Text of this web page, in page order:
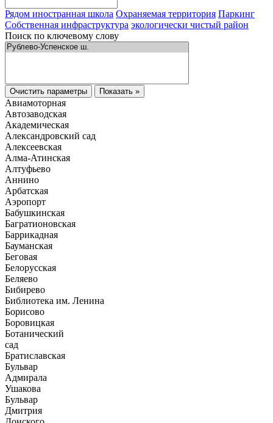
Рядом иностранная школа Охраняемая территория Паркинг
Собственная инфраструктура экологически чистый район
Поиск по ключевому слову
Очистить параметры Показать »
Авиамоторная
Автозаводская
Академическая
Александровский сад
Алексеевская
Алма-Атинская
Алтуфьево
Аннино
Арбатская
Аэропорт
Бабушкинская
Багратионовская
Баррикадная
Бауманская
Беговая
Белорусская
Беляево
Бибирево
Библиотека им. Ленина
Борисово
Боровицкая
Ботанический
сад
Братиславская
Бульвар
Адмирала
Ушакова
Бульвар
Дмитрия